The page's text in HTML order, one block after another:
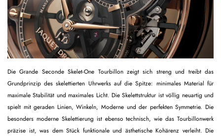
Die Grande Seconde Skelet-One Tourbillon zeigt sich streng und treibt das
Grundprinzip des skelettierten Uhrwerks auf die Spitze: minimales Material für
maximale Stabilität und maximales Licht. Die Skelettstruktur ist völlig neuartig und
spielt mit geraden Linien, Winkeln, Moderne und der perfekten Symmetrie. Die
besonders moderne Skelettierung ist ebenso technisch, wie das Tourbillonwerk
präzise ist, was dem Stück funktionale und ästhetische Kohärenz verleiht. Die